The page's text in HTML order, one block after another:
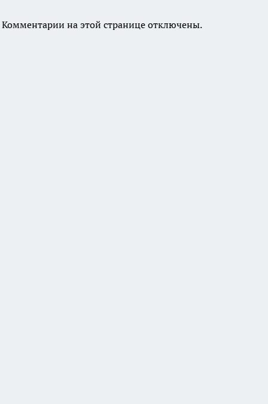
Комментарии на этой странице отключены.